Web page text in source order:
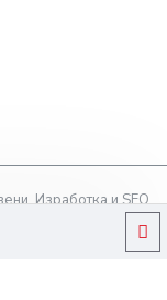
Изработка и SEO